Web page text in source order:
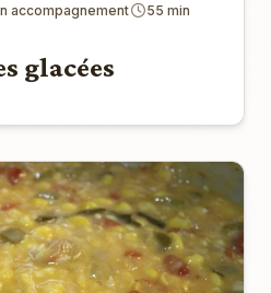
accompagnement
55 min
glacées